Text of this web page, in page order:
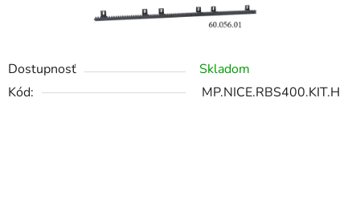
Dostupnosť
Skladom
Kód:
MP.NICE.RBS400.KIT.H